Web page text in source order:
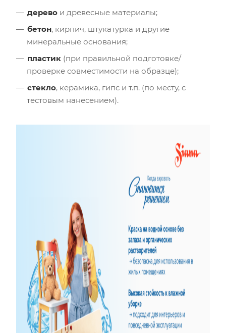
дерево и древесные материалы;
бетон, кирпич, штукатурка и другие
минеральные основания;
пластик (при правильной подготовке/
проверке совместимости на образце);
стекло, керамика, гипс и т.п. (по месту, с
тестовым нанесением).